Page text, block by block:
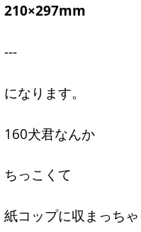
210×297mm
---
になります。
160犬君なんか
ちっこくて
紙コップに収まっちゃ